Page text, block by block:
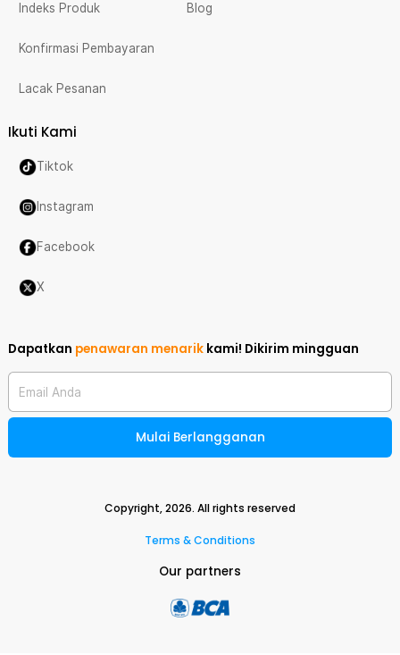
Indeks Produk
Konfirmasi Pembayaran
Lacak Pesanan
Blog
Ikuti Kami
Tiktok
Instagram
Facebook
X
Dapatkan penawaran menarik kami! Dikirim mingguan
Email Anda
Mulai Berlangganan
Copyright,2026. All rights reserved
Terms & Conditions
Our partners